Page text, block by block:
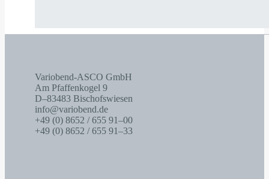
Variobend-ASCO GmbH
Am Pfaffenkogel 9
D–83483 Bischofswiesen
info@variobend.de
+49 (0) 8652 / 655 91–00
+49 (0) 8652 / 655 91–33